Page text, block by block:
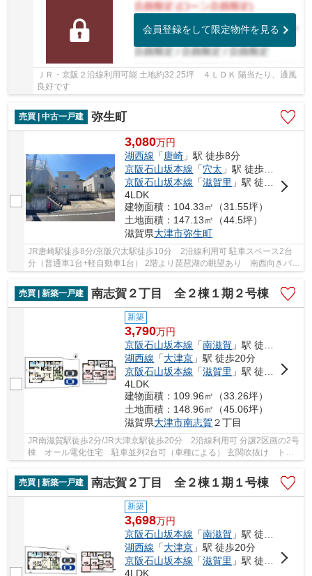
会員登録をして限定物件を見る
ＪＲ・京阪２沿線利用可能 土地約32.25坪 ４ＬＤＫ 陽当たり、通風
良好です
売買 | 中古一戸建 弥生町
3,080万円
湖西線 「唐崎 」駅 徒歩8分
京阪石山坂本線 「穴太 」駅 徒歩10分
京阪石山坂本線 「滋賀里 」駅 徒歩15分
4LDK
建物面積：104.33㎡（31.55坪）
土地面積：147.13㎡（44.5坪）
滋賀県大津市弥生町
JR唐崎駅徒歩8分/京阪穴太駅徒歩10分 2沿線利用可 駐車スペース2台
分（普通車1台+軽自動車1台） 2階より琵琶湖の眺望あり 南西向きバル
売買 | 新築一戸建
南志賀２丁目 全２棟１期２号棟
新築
3,790万円
京阪石山坂本線 「南滋賀 」駅 徒歩2分
湖西線 「大津京 」駅 徒歩20分
京阪石山坂本線 「滋賀里 」駅 徒歩11分
4LDK
建物面積：109.96㎡（33.26坪）
土地面積：148.96㎡（45.06坪）
滋賀県大津市南志賀 ２丁目
JR南滋賀駅徒歩2分/JR大津京駅徒歩20分 2沿線利用可 分譲2区画の2号
棟 オール電化住宅 駐車並列2台可（車種による） 玄関吹抜け トイ
売買 | 新築一戸建
南志賀２丁目 全２棟１期１号棟
新築
3,698万円
京阪石山坂本線 「南滋賀 」駅 徒歩2分
湖西線 「大津京 」駅 徒歩20分
京阪石山坂本線 「滋賀里 」駅 徒歩11分
4LDK